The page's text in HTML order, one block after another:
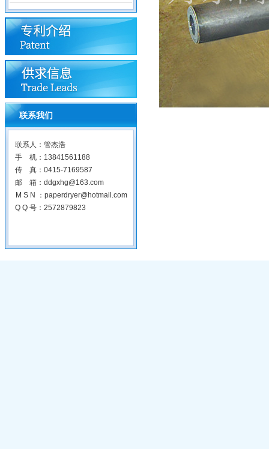
联系我们
联系人：管杰浩
手 机：13841561188
传 真：0415-7169587
邮 箱：ddgxhg@163.com
M S N ：paperdryer@hotmail.com
Q Q 号：2572879823